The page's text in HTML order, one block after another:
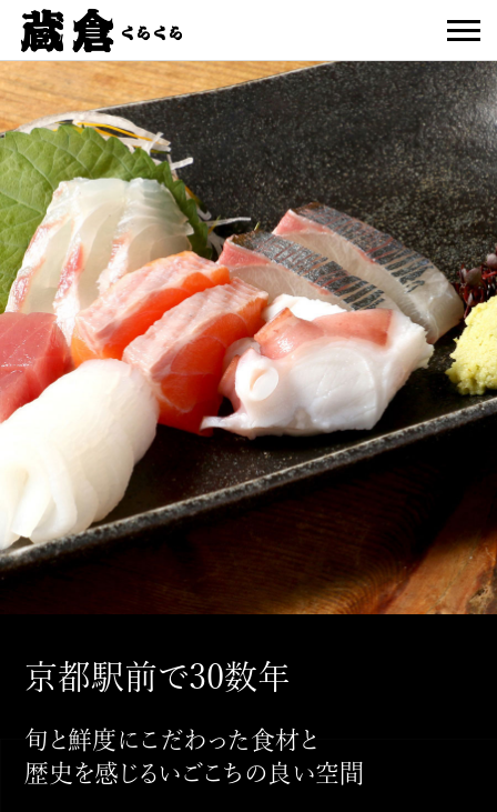
京都駅前で30数年
旬と鮮度にこだわった食材と
歴史を感じるいごこちの良い空間